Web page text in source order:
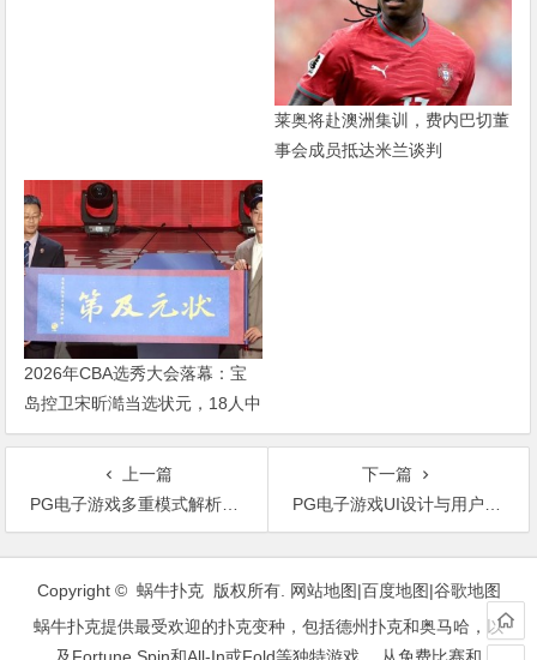
莱奥将赴澳洲集训，费内巴切董
事会成员抵达米兰谈判
2026年CBA选秀大会落幕：宝
岛控卫宋昕澔当选状元，18人中
选创历史新低
上一篇
PG电子游戏多重模式解析：从普通模式到累积奖池，玩法全面升级
下一篇
PG电子游戏UI设计与用户体验分析：视觉、交互与玩家参与
文
Copyright © 蜗牛扑克 版权所有. 网站地图|百度地图|谷歌地图
蜗牛扑克提供最受欢迎的扑克变种，包括德州扑克和奥马哈，以